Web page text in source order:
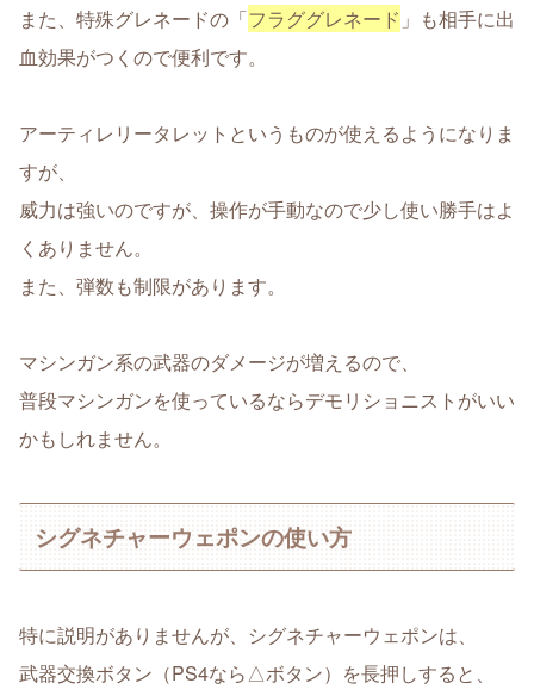
また、特殊グレネードの「フラググレネード 」も相手に出
血効果がつくので便利です。
アーティレリータレットというものが使えるようになりま
すが、
威力は強いのですが、操作が手動なので少し使い勝手はよ
くありません。
また、弾数も制限があります。
マシンガン系の武器のダメージが増えるので、
普段マシンガンを使っているならデモリショニストがいい
かもしれません。
シグネチャーウェポンの使い方
特に説明がありませんが、シグネチャーウェポンは、
武器交換ボタン（PS4なら△ボタン）を長押しすると、